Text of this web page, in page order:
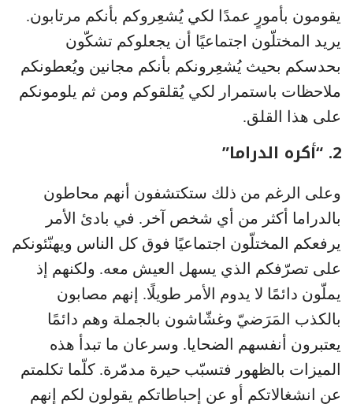
يقومون بأمورٍ عمدًا لكي يُشعِروكم بأنكم مرتابون.
يريد المختلّون اجتماعيًا أن يجعلوكم تشكّون
بحدسكم بحيث يُشعِرونكم بأنكم مجانين ويُعطونكم
ملاحظات باستمرار لكي يُقلقوكم ومن ثم يلومونكم
على هذا القلق.
2. “أكره الدراما”
وعلى الرغم من ذلك ستكتشفون أنهم محاطون
بالدراما أكثر من أي شخص آخر. في بادئ الأمر
يرفعكم المختلّون اجتماعيًا فوق كل الناس ويهنّئونكم
على تصرّفكم الذي يسهل العيش معه. ولكنهم إذ
يملّون دائمًا لا يدوم الأمر طويلًا. إنهم مصابون
بالكذب المَرَضيّ وغشّاشون بالجملة وهم دائمًا
يعتبرون أنفسهم الضحايا. وسرعان ما تبدأ هذه
الميزات بالظهور فتسبّب حيرة مدمّرة. كلّما تكلمتم
عن انشغالاتكم أو عن إحباطاتكم يقولون لكم إنهم